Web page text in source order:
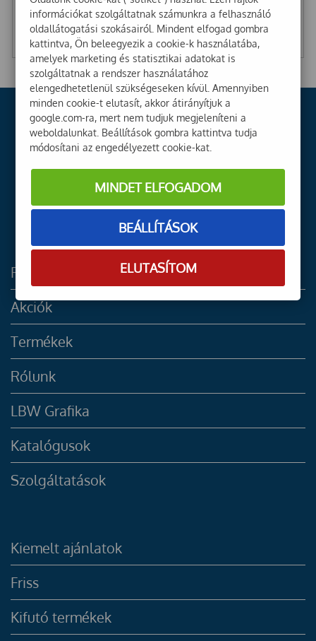
14 300Ft
11 260Ft+ Áfa
9 990Ft
7 866 Ft + Áfa
Főoldal
Akciók
Termékek
Rólunk
LBW Grafika
Katalógusok
Szolgáltatások
Kiemelt ajánlatok
Friss
Kifutó termékek
információkat szolgáltatnak számunkra a felhasználó
oldallátogatási szokásairól. Mindent elfogad gombra
kattintva, Ön beleegyezik a cookie-k használatába,
amelyek marketing és statisztikai adatokat is
szolgáltatnak a rendszer használatához
elengedhetetlenül szükségeseken kívül. Amennyiben
minden cookie-t elutasít, akkor átirányítjuk a
google.com-ra, mert nem tudjuk megjeleníteni a
weboldalunkat. Beállítások gombra kattintva tudja
módosítani az engedélyezett cookie-kat.
MINDET ELFOGADOM
BEÁLLÍTÁSOK
ELUTASÍTOM